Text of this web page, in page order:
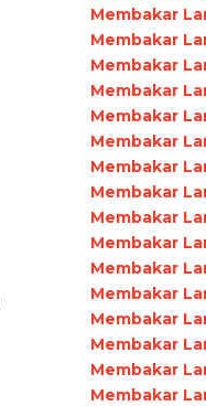
Membakar
Membakar
Membakar
Membakar
Membakar
Membakar
Membakar
Membakar
Membakar
Membakar
Membakar
Membakar
Membakar
Membakar
Membakar
Membakar